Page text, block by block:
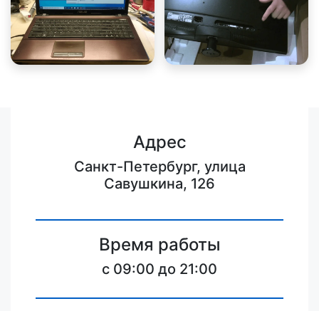
Адрес
Санкт-Петербург, улица
Савушкина, 126
Время работы
c 09:00 до 21:00